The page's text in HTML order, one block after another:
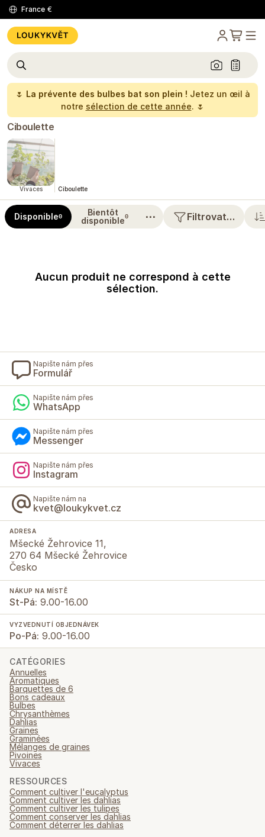
France €
🌷 La prévente des bulbes bat son plein ! Jetez un œil à
notre sélection de cette année. 🌷
Ciboulette
Vivaces Ciboulette
Disponible0
Bientôt
disponible0 ⋯ Filtrovat…
Aucun produit ne correspond à cette
sélection.
Napište nám přes
Formulář
Napište nám přes
WhatsApp
Napište nám přes
Messenger
Napište nám přes
Instagram
Napište nám na
kvet@loukykvet.cz
ADRESA
Mšecké Žehrovice 11,
270 64 Mšecké Žehrovice
Česko
NÁKUP NA MÍSTĚ
St-Pá: 9.00-16.00
VYZVEDNUTÍ OBJEDNÁVEK
Po-Pá: 9.00-16.00
CATÉGORIES
Annuelles
Aromatiques
Barquettes de 6
Bons cadeaux
Bulbes
Chrysanthèmes
Dahlias
Graines
Graminées
Mélanges de graines
Pivoines
Vivaces
RESSOURCES
Comment cultiver l'eucalyptus
Comment cultiver les dahlias
Comment cultiver les tulipes
Comment conserver les dahlias
Comment déterrer les dahlias